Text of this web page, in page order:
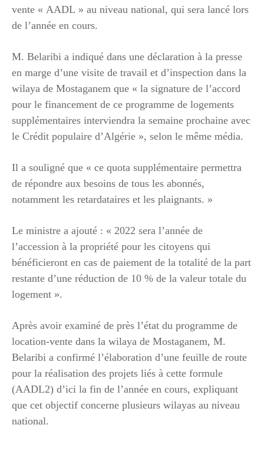
vente « AADL » au niveau national, qui sera lancé lors
de l’année en cours.
M. Belaribi a indiqué dans une déclaration à la presse
en marge d’une visite de travail et d’inspection dans la
wilaya de Mostaganem que « la signature de l’accord
pour le financement de ce programme de logements
supplémentaires interviendra la semaine prochaine avec
le Crédit populaire d’Algérie », selon le même média.
Il a souligné que « ce quota supplémentaire permettra
de répondre aux besoins de tous les abonnés,
notamment les retardataires et les plaignants. »
Le ministre a ajouté : « 2022 sera l’année de
l’accession à la propriété pour les citoyens qui
bénéficieront en cas de paiement de la totalité de la part
restante d’une réduction de 10 % de la valeur totale du
logement ».
Après avoir examiné de près l’état du programme de
location-vente dans la wilaya de Mostaganem, M.
Belaribi a confirmé l’élaboration d’une feuille de route
pour la réalisation des projets liés à cette formule
(AADL2) d’ici la fin de l’année en cours, expliquant
que cet objectif concerne plusieurs wilayas au niveau
national.